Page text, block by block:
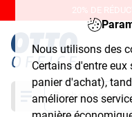
Nous utilisons des
Certains d'entre
panier d'achat),
améliorer nos
20% DE
Chercher